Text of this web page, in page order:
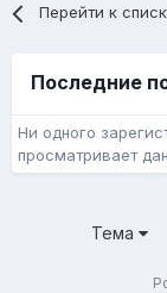
Перейти к
Последние
Ни одного
просматривает
Тема